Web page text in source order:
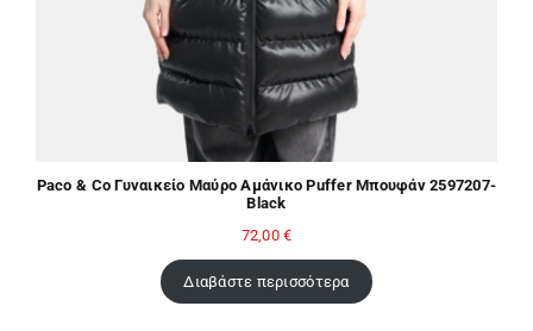
Paco & Co Γυναικείο Μαύρο Αμάνικο Puffer Μπουφάν 2597207-
Black
72,00€
Διαβάστε περισσότερα